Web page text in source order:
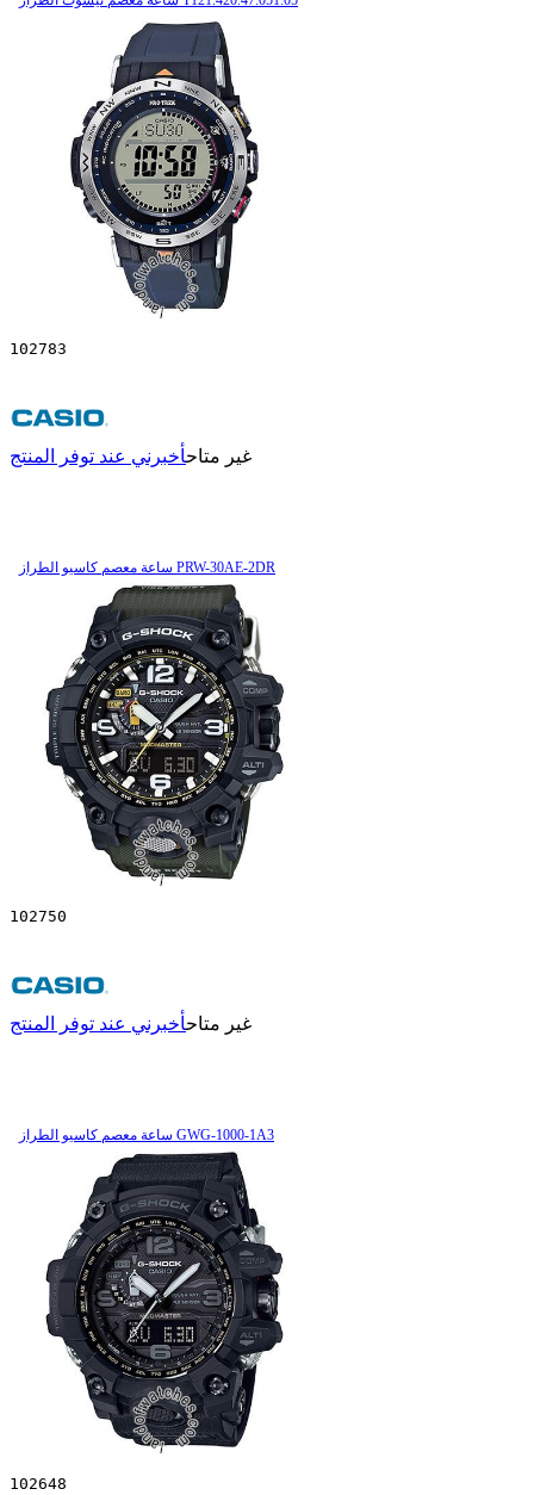
102783
غير متاحأخبرني عند توفر المنتج
ساعة معصم کاسیو الطراز PRW-30AE-2DR
102750
غير متاحأخبرني عند توفر المنتج
ساعة معصم کاسیو الطراز GWG-1000-1A3
102648